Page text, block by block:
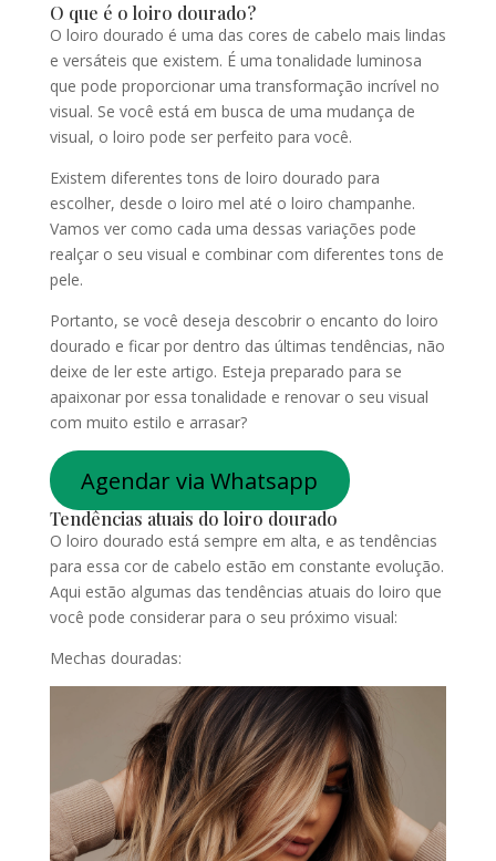
O que é o loiro dourado?
O loiro dourado é uma das cores de cabelo mais lindas
e versáteis que existem. É uma tonalidade luminosa
que pode proporcionar uma transformação incrível no
visual. Se você está em busca de uma mudança de
visual, o loiro pode ser perfeito para você.
Existem diferentes tons de loiro dourado para
escolher, desde o loiro mel até o loiro champanhe.
Vamos ver como cada uma dessas variações pode
realçar o seu visual e combinar com diferentes tons de
pele.
Portanto, se você deseja descobrir o encanto do loiro
dourado e ficar por dentro das últimas tendências, não
deixe de ler este artigo. Esteja preparado para se
apaixonar por essa tonalidade e renovar o seu visual
com muito estilo e arrasar?
Agendar via Whatsapp
Tendências atuais do loiro dourado
O loiro dourado está sempre em alta, e as tendências
para essa cor de cabelo estão em constante evolução.
Aqui estão algumas das tendências atuais do loiro que
você pode considerar para o seu próximo visual:
Mechas douradas: